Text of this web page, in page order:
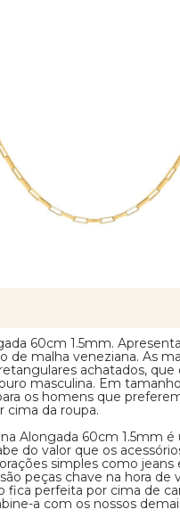
60cm 1.5mm.
de malha veneziana. As
achatados,
masculina. Em
os homens que
cima da roupa.
Alongada 60cm 1.5mm
do valor que os
simples como
peças chave na hora de
fica perfeita por cima de
a com os nossos